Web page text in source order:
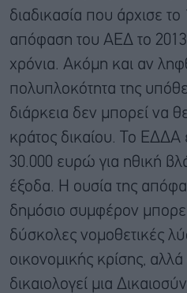
διαδικασία που άρχισε
απόφαση του ΑΕΔ το
χρόνια. Ακόμη και αν
πολυπλοκότητα της
διάρκεια δεν μπορεί να
κράτος δικαίου. Το ΕΔΔΑ
30.000 ευρώ για ηθική
έξοδα. Η ουσία της
δημόσιο συμφέρον
δύσκολες νομοθετικές
οικονομικής κρίσης,
δικαιολογεί μια